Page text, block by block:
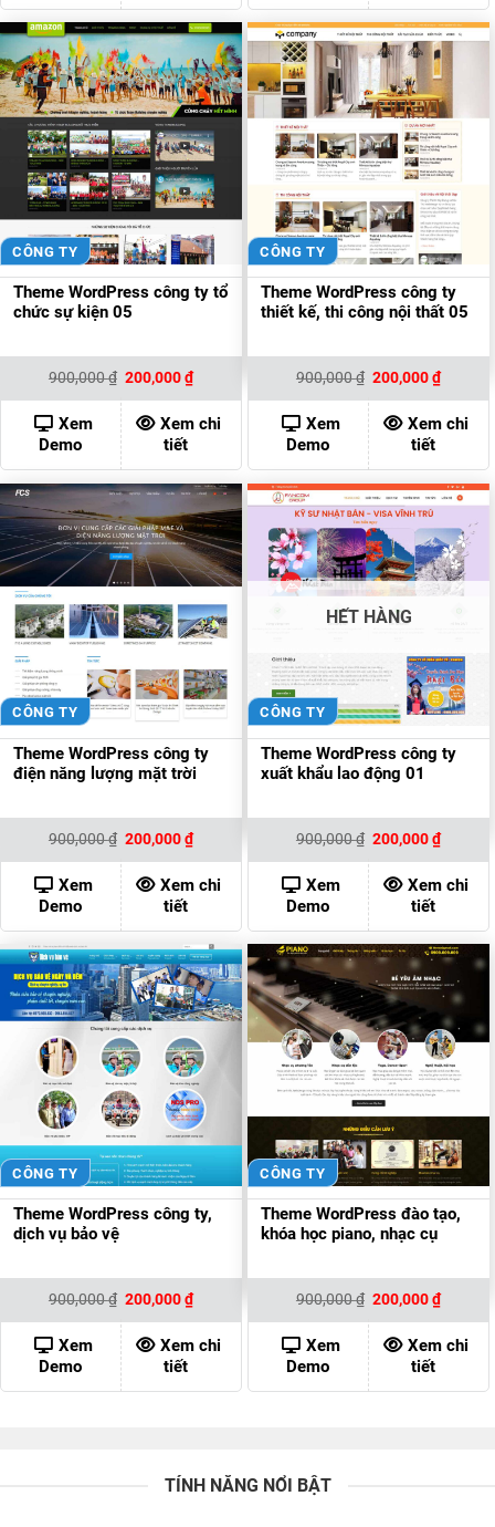
CÔNG TY
Theme WordPress công ty tổ
chức sự kiện 05
900,000₫ Giá
là:
900,000 ₫.
200,000₫Giá
hiện
tại
là:
200,000 ₫.
Xem
Demo
Xem chi
tiết
CÔNG TY
Theme WordPress công ty
thiết kế, thi công nội thất 05
900,000₫ Giá
là:
900,000 ₫.
200,000₫Giá
hiện
tại
là:
Xem
Demo
Xem chi
tiết
CÔNG TY
Theme WordPress công ty
điện năng lượng mặt trời
900,000₫ Giá
là:
900,000 ₫.
200,000₫Giá
hiện
tại
là:
200,000 ₫.
Xem
Demo
Xem chi
tiết
HẾT HÀNG
CÔNG TY
Theme WordPress công ty
xuất khẩu lao động 01
900,000₫ Giá
là:
900,000 ₫.
200,000₫Giá
hiện
tại
là:
Xem
Demo
Xem chi
tiết
CÔNG TY
Theme WordPress công ty,
dịch vụ bảo vệ
900,000₫ Giá
là:
900,000 ₫.
200,000₫Giá
hiện
tại
là:
200,000 ₫.
Xem
Demo
Xem chi
tiết
CÔNG TY
Theme WordPress đào tạo,
khóa học piano, nhạc cụ
900,000₫ Giá
là:
900,000 ₫.
200,000₫Giá
hiện
tại
là:
Xem
Demo
Xem chi
tiết
TÍNH NĂNG NỔI BẬT